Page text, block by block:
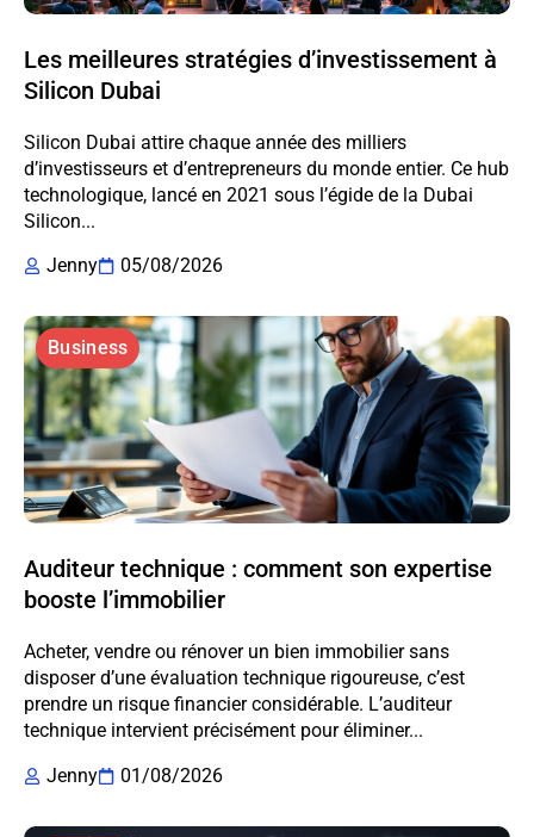
Les meilleures stratégies d’investissement à
Silicon Dubai
Silicon Dubai attire chaque année des milliers
d’investisseurs et d’entrepreneurs du monde entier. Ce hub
technologique, lancé en 2021 sous l’égide de la Dubai
Silicon...
Jenny
05/08/2026
Business
Auditeur technique : comment son expertise
booste l’immobilier
Acheter, vendre ou rénover un bien immobilier sans
disposer d’une évaluation technique rigoureuse, c’est
prendre un risque financier considérable. L’auditeur
technique intervient précisément pour éliminer...
Jenny
01/08/2026